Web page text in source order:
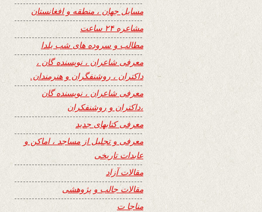
مسایل جهان ، منطقه و افغانستان
مشاعره ۲۴ ساعت
مطالب و سروده های شب یلدا
معرفی شاعران ، نویسنده گان ،
داکتران ، روشنفگران و هنرمندان.
معرفی شاعران ، نویسنده گان
،داکتران و روشنفکران
معرفی کتابهای جدید
معرفی و تجلیل از مساجد ، اماکن و
عابدات تاریخی
مقالات آزاد
مقالات جالب و پژوهشی
مناجا ت